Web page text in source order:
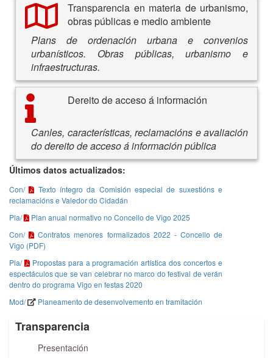
Transparencia en materia de urbanismo,
obras públicas e medio ambiente
Plans de ordenación urbana e convenios
urbanísticos. Obras públicas, urbanismo e
infraestructuras.
Dereito de acceso á información
Canles, características, reclamacións e avaliación
do dereito de acceso á información pública
Últimos datos actualizados:
Con/
Texto íntegro da Comisión especial de suxestións e
reclamacións e Valedor do Cidadán
Pla/
Plan anual normativo no Concello de Vigo 2025
Con/
Contratos menores formalizados 2022 - Concello de
Vigo (PDF)
Pla/
Propostas para a programación artística dos concertos e
espectáculos que se van celebrar no marco do festival de verán
dentro do programa Vigo en festas 2020
Mod/
Planeamento de desenvolvemento en tramitación
Transparencia
Presentación